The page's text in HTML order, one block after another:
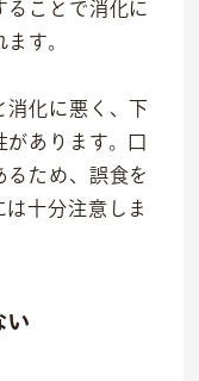
ることで消化に
す。
消化に悪く、下
あります。口
ため、誤食を
十分注意しま
い